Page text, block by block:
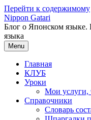
Перейти к содержимому
Nippon Gatari
Блог о Японском языке.
языка
Menu
Главная
КЛУБ
Уроки
Мои услуги,
Справочники
Словарь